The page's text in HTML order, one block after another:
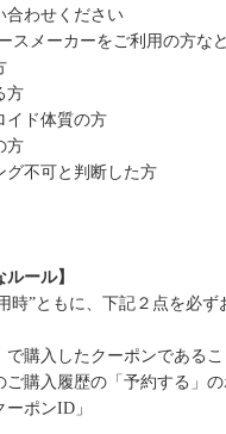
合わせください
スメーカーをご利用の方な
方
イド体質の方
方
グ不可と判断した方
ール】
時”ともに、下記２点を必ず
で購入したクーポンであるこ
ご購入履歴の「予約する」
ポンID」